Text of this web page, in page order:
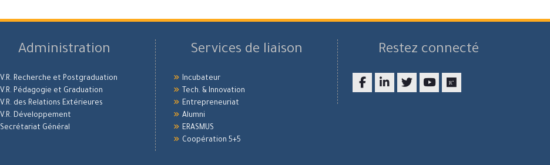
Administration
V.R. Recherche et Postgraduation
V.R. Pédagogie et Graduation
V.R. des Relations Extérieures
V.R. Développement
Secrétariat Général
Services de liaison
Incubateur
Tech. & Innovation
Entrepreneuriat
Alumni
ERASMUS
Coopération 5+5
Restez connecté